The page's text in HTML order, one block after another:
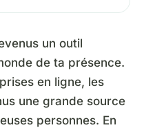
un outil
de ta présence.
en ligne, les
une grande source
personnes. En